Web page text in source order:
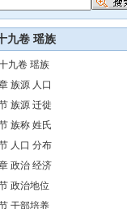
九卷 瑶族
九卷 瑶族
族源 人口
族源 迁徙
族称 姓氏
人口 分布
政治 经济
政治地位
干部培养